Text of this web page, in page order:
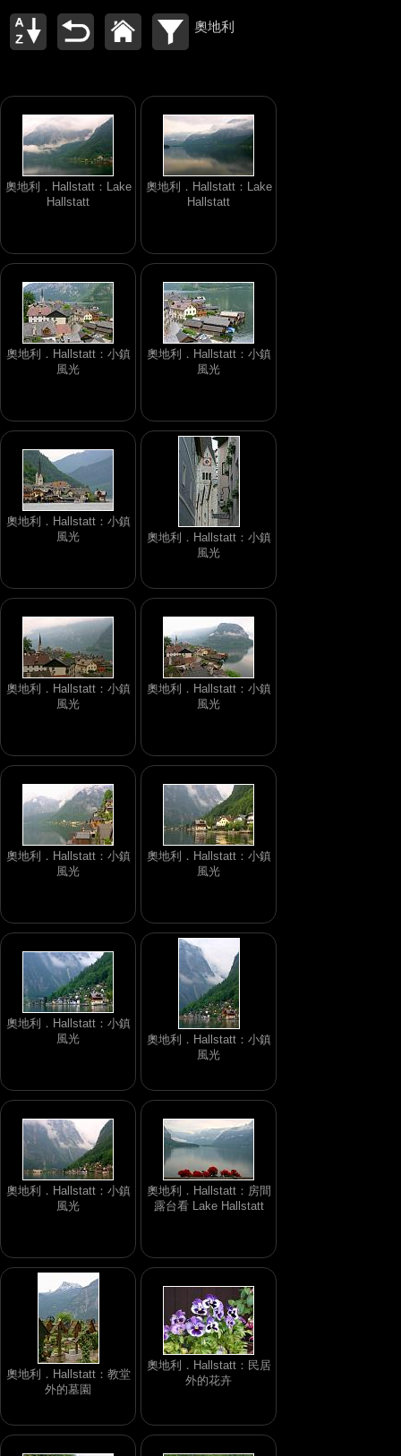
奧地利
奧地利．Hallstatt：Lake
Hallstatt
奧地利．Hallstatt：Lake
Hallstatt
奧地利．Hallstatt：小鎮
風光
奧地利．Hallstatt：小鎮
風光
奧地利．Hallstatt：小鎮
風光
奧地利．Hallstatt：小鎮
風光
奧地利．Hallstatt：小鎮
風光
奧地利．Hallstatt：小鎮
風光
奧地利．Hallstatt：小鎮
風光
奧地利．Hallstatt：小鎮
風光
奧地利．Hallstatt：小鎮
風光
奧地利．Hallstatt：小鎮
風光
奧地利．Hallstatt：小鎮
風光
奧地利．Hallstatt：房間
露台看 Lake Hallstatt
奧地利．Hallstatt：教堂
外的墓園
奧地利．Hallstatt：民居
外的花卉